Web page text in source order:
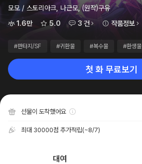
모모 / 스토리아크, 나근모, (원작)구유
1.6만
5.0 3 건 작품정보
#판타지/SF #귀환물 #복수물 #환생물
첫 화 무료보기
선물이 도착했어요
최대 30000점 추가적립(~8/7)
대여